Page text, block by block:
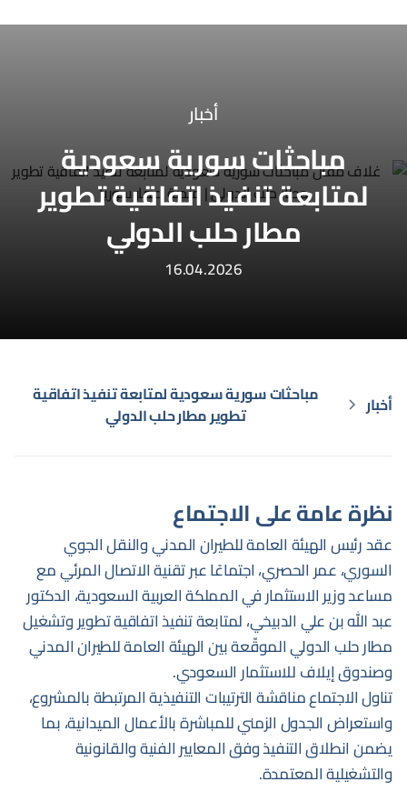
أخبار
مباحثات سورية سعودية
لمتابعة تنفيذ اتفاقية تطوير
مطار حلب الدولي
16.04.2026
أخبار
مباحثات سورية سعودية لمتابعة تنفيذ اتفاقية
تطوير مطار حلب الدولي
نظرة عامة على الاجتماع
عقد رئيس الهيئة العامة للطيران المدني والنقل الجوي
السوري، عمر الحصري، اجتماعًا عبر تقنية الاتصال المرئي مع
مساعد وزير الاستثمار في المملكة العربية السعودية، الدكتور
عبد الله بن علي الدبيخي، لمتابعة تنفيذ اتفاقية تطوير وتشغيل
مطار حلب الدولي الموقّعة بين الهيئة العامة للطيران المدني
وصندوق إيلاف للاستثمار السعودي.
تناول الاجتماع مناقشة الترتيبات التنفيذية المرتبطة بالمشروع،
واستعراض الجدول الزمني للمباشرة بالأعمال الميدانية، بما
يضمن انطلاق التنفيذ وفق المعايير الفنية والقانونية
والتشغيلية المعتمدة.